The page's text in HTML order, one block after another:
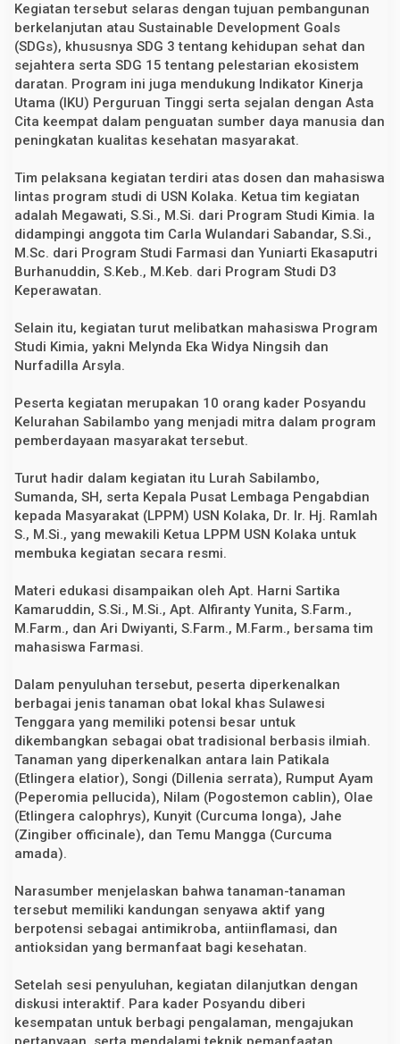
a
h
T
a
n
a
m
a
n
O
t
L
o
k
a
B
e
s
i
s
i
a
Kegiatan tersebut selaras dengan tujuan pembangunan
berkelanjutan atau Sustainable Development Goals
(SDGs), khususnya SDG 3 tentang kehidupan sehat dan
sejahtera serta SDG 15 tentang pelestarian ekosistem
daratan. Program ini juga mendukung Indikator Kinerja
Utama (IKU) Perguruan Tinggi serta sejalan dengan Asta
Cita keempat dalam penguatan sumber daya manusia dan
peningkatan kualitas kesehatan masyarakat.
Tim pelaksana kegiatan terdiri atas dosen dan mahasiswa
lintas program studi di USN Kolaka. Ketua tim kegiatan
adalah Megawati, S.Si., M.Si. dari Program Studi Kimia. Ia
didampingi anggota tim Carla Wulandari Sabandar, S.Si.,
M.Sc. dari Program Studi Farmasi dan Yuniarti Ekasaputri
Burhanuddin, S.Keb., M.Keb. dari Program Studi D3
Keperawatan.
Selain itu, kegiatan turut melibatkan mahasiswa Program
Studi Kimia, yakni Melynda Eka Widya Ningsih dan
Nurfadilla Arsyla.
Peserta kegiatan merupakan 10 orang kader Posyandu
Kelurahan Sabilambo yang menjadi mitra dalam program
pemberdayaan masyarakat tersebut.
Turut hadir dalam kegiatan itu Lurah Sabilambo,
Sumanda, SH, serta Kepala Pusat Lembaga Pengabdian
kepada Masyarakat (LPPM) USN Kolaka, Dr. Ir. Hj. Ramlah
S., M.Si., yang mewakili Ketua LPPM USN Kolaka untuk
membuka kegiatan secara resmi.
Materi edukasi disampaikan oleh Apt. Harni Sartika
Kamaruddin, S.Si., M.Si., Apt. Alfiranty Yunita, S.Farm.,
M.Farm., dan Ari Dwiyanti, S.Farm., M.Farm., bersama tim
mahasiswa Farmasi.
Dalam penyuluhan tersebut, peserta diperkenalkan
berbagai jenis tanaman obat lokal khas Sulawesi
Tenggara yang memiliki potensi besar untuk
dikembangkan sebagai obat tradisional berbasis ilmiah.
Tanaman yang diperkenalkan antara lain Patikala
(Etlingera elatior), Songi (Dillenia serrata), Rumput Ayam
(Peperomia pellucida), Nilam (Pogostemon cablin), Olae
(Etlingera calophrys), Kunyit (Curcuma longa), Jahe
(Zingiber officinale), dan Temu Mangga (Curcuma
amada).
Narasumber menjelaskan bahwa tanaman-tanaman
tersebut memiliki kandungan senyawa aktif yang
berpotensi sebagai antimikroba, antiinflamasi, dan
antioksidan yang bermanfaat bagi kesehatan.
Setelah sesi penyuluhan, kegiatan dilanjutkan dengan
diskusi interaktif. Para kader Posyandu diberi
kesempatan untuk berbagi pengalaman, mengajukan